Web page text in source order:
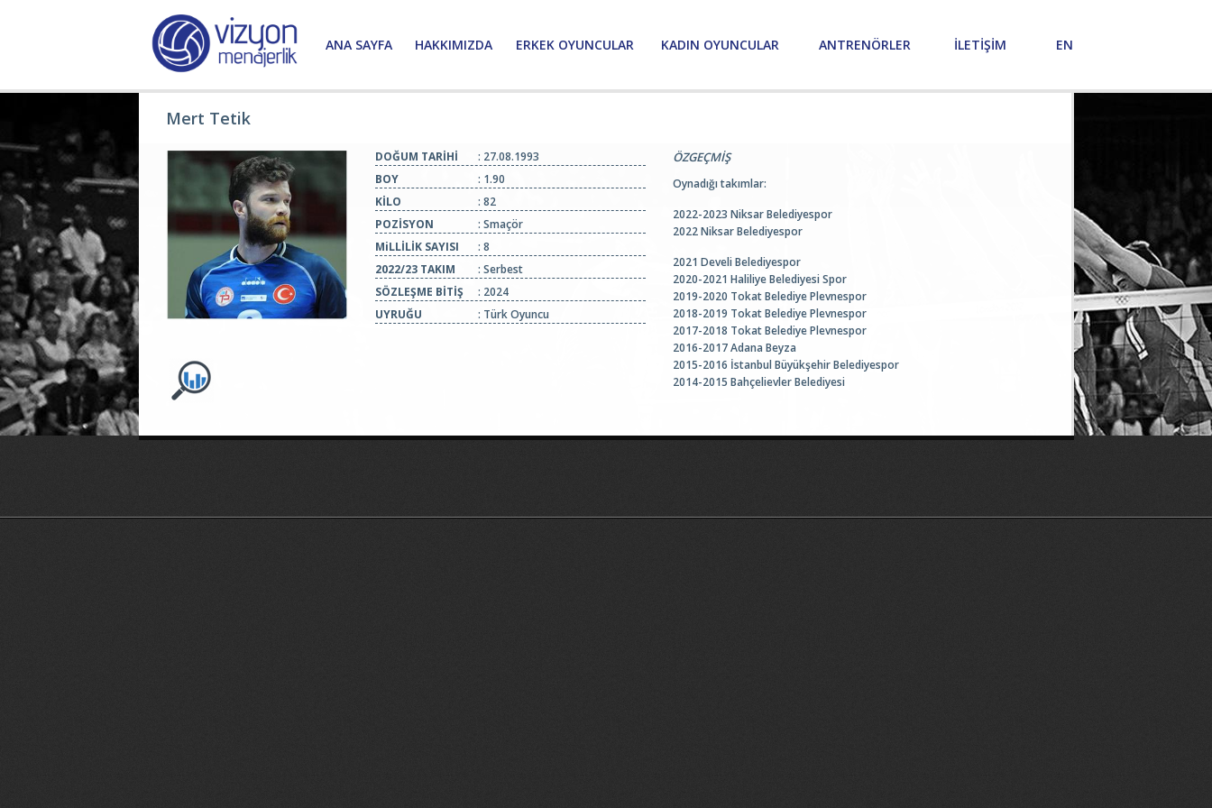
ANA SAYFA HAKKIMIZDA ERKEK OYUNCULAR KADIN OYUNCULAR ANTRENÖRLER İLETİŞİM EN
Mert Tetik
DOĞUM TARİHİ
: 27.08.1993
BOY
: 1.90
KİLO
: 82
POZİSYON
: Smaçör
MiLLİLİK SAYISI
: 8
2022/23 TAKIM
: Serbest
SÖZLEŞME BİTİŞ
: 2024
UYRUĞU
: Türk Oyuncu
ÖZGEÇMİŞ
Oynadığı takımlar:
2022-2023 Niksar Belediyespor
2022 Niksar Belediyespor
2021 Develi Belediyespor
2020-2021 Haliliye Belediyesi Spor
2019-2020 Tokat Belediye Plevnespor
2018-2019 Tokat Belediye Plevnespor
2017-2018 Tokat Belediye Plevnespor
2016-2017 Adana Beyza
2015-2016 İstanbul Büyükşehir Belediyespor
2014-2015 Bahçelievler Belediyesi